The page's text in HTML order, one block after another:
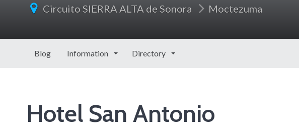
Circuito SIERRA ALTA de Sonora Moctezuma
Blog Information Directory
Hotel San Antonio